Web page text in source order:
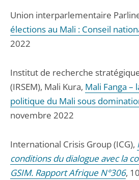
Union interparlementaire
élections au Mali : Conseil
2022
Institut de recherche
(IRSEM), Mali Kura, Mali Fanga –
politique du Mali sous
novembre 2022
International Crisis Group (ICG),
conditions du dialogue avec la
GSIM. Rapport Afrique N°306,